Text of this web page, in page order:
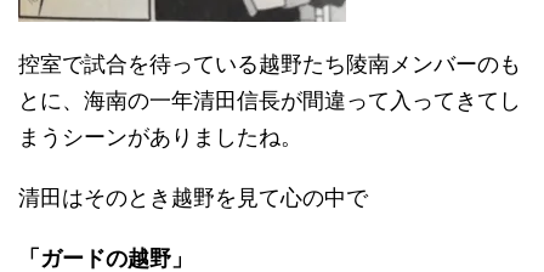
控室で試合を待っている越野たち陵南メンバーのも
とに、海南の一年清田信長が間違って入ってきてし
まうシーンがありましたね。
清田はそのとき越野を見て心の中で
「ガードの越野」